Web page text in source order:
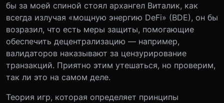
бы за моей спиной стоял архангел Виталик, как
всегда излучая «мощную энергию DeFi» (BDE), он бы
возразил, что есть меры защиты, помогающие
обеспечить децентрализацию — например,
валидаторов наказывают за цензурирование
транзакций. Приятно этим утешаться, но проверим,
так ли это на самом деле.
Теория игр, которая определяет принципы